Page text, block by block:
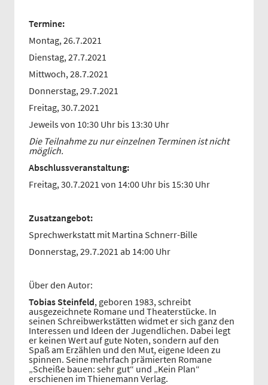
Termine:
Montag, 26.7.2021
Dienstag, 27.7.2021
Mittwoch, 28.7.2021
Donnerstag, 29.7.2021
Freitag, 30.7.2021
Jeweils von 10:30 Uhr bis 13:30 Uhr
Die Teilnahme zu nur einzelnen Terminen ist nicht
möglich.
Abschlussveranstaltung:
Freitag, 30.7.2021 von 14:00 Uhr bis 15:30 Uhr
Zusatzangebot:
Sprechwerkstatt mit Martina Schnerr-Bille
Donnerstag, 29.7.2021 ab 14:00 Uhr
Über den Autor:
Tobias Steinfeld, geboren 1983, schreibt
ausgezeichnete Romane und Theaterstücke. In
seinen Schreibwerkstätten widmet er sich ganz den
Interessen und Ideen der Jugendlichen. Dabei legt
er keinen Wert auf gute Noten, sondern auf den
Spaß am Erzählen und den Mut, eigene Ideen zu
spinnen. Seine mehrfach prämierten Romane
„Scheiße bauen: sehr gut“ und „Kein Plan“
erschienen im Thienemann Verlag.